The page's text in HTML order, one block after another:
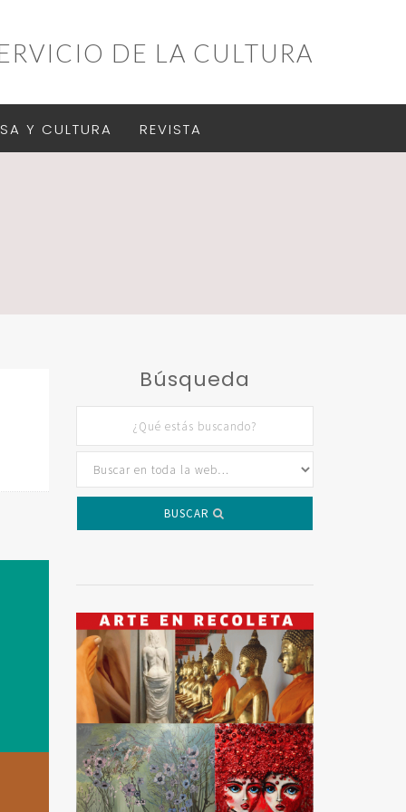
DE LA CULTURA
Y CULTURA REVISTA
Búsqueda
BUSCAR